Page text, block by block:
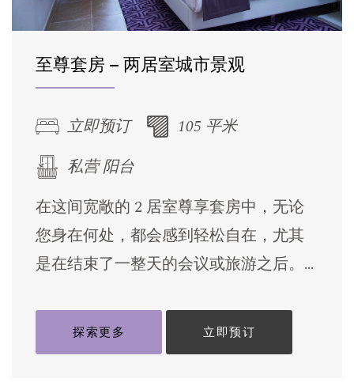
至尊套房 – 两居室城市景观
立即预订
105 平米
私营 阳台
在这间宽敞的 2 居室尊享套房中，无论
您身在何处，都会感到轻松自在，尤其
是在结束了一整天的会议或旅游之后。
探索更多 立即预订